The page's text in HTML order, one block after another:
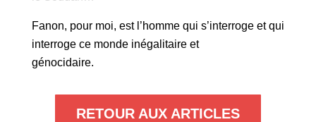
Fanon, pour moi, est l’homme qui s’interroge et qui
interroge ce monde inégalitaire et
génocidaire.
RETOUR AUX ARTICLES